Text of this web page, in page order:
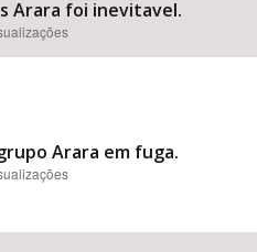
Arara foi inevitavel.
Arara em fuga.